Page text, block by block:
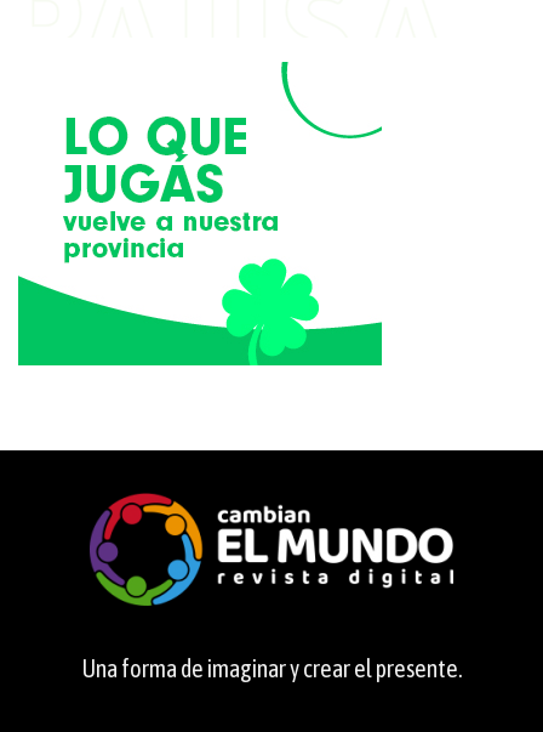
Una forma de imaginar y crear el presente.